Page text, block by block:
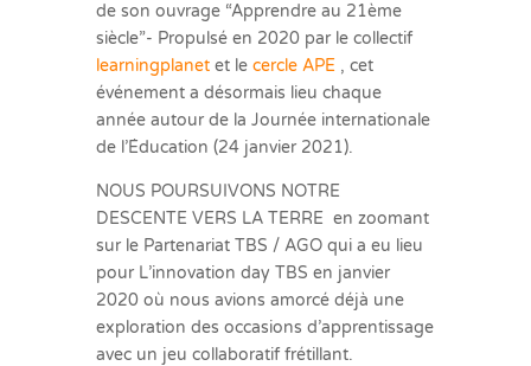
de son ouvrage “Apprendre au 21ème
siècle”- Propulsé en 2020 par le collectif
learningplanet et le cercle APE , cet
événement a désormais lieu chaque
année autour de la Journée internationale
de l’Éducation (24 janvier 2021).
NOUS POURSUIVONS NOTRE
DESCENTE VERS LA TERRE en zoomant
sur le Partenariat TBS / AGO qui a eu lieu
pour L’innovation day TBS en janvier
2020 où nous avions amorcé déjà une
exploration des occasions d’apprentissage
avec un jeu collaboratif frétillant.